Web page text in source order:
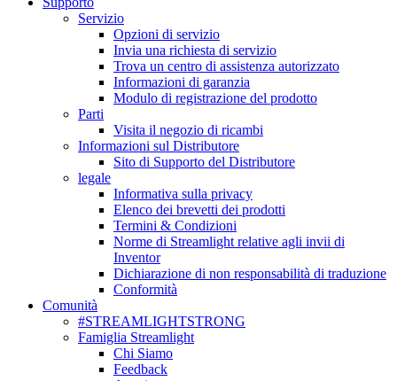
Servizio
Opzioni di servizio
Invia una richiesta di servizio
Trova un centro di assistenza autorizzato
Informazioni di garanzia
Modulo di registrazione del prodotto
Parti
Visita il negozio di ricambi
Informazioni sul Distributore
Sito di Supporto del Distributore
legale
Informativa sulla privacy
Elenco dei brevetti dei prodotti
Termini & Condizioni
Norme di Streamlight relative agli invii di
Inventor
Dichiarazione di non responsabilità di traduzione
Conformità
Comunità
#STREAMLIGHTSTRONG
Famiglia Streamlight
Chi Siamo
Feedback